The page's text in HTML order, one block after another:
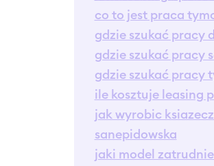
co to jest praca
gdzie szukać pracy
gdzie szukać pracy
gdzie szukać pracy
ile kosztuje leasing
jak wyrobic
sanepidowska
jaki model